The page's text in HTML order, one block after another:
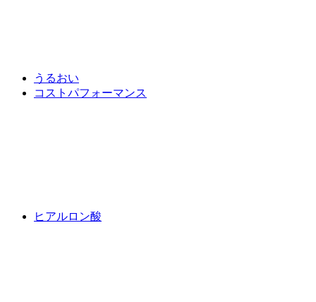
うるおい
コストパフォーマンス
ヒアルロン酸